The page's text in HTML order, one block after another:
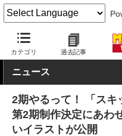
カテゴリ 過去記事
MANGA Watch 女性 スキ
ニュース
2期やるって！ 「スキ
第2期制作決定にあわ
いイラストが公開